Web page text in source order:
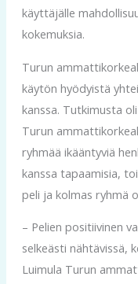
käyttäjälle
kokemuksia.
Turun
käytön hyödyistä
kanssa. Tutkimusta
Turun
ryhmää ikääntyviä
kanssa tapaamisia,
peli ja kolmas ryhmä
– Pelien positiivinen
selkeästi nähtävissä,
Luimula Turun